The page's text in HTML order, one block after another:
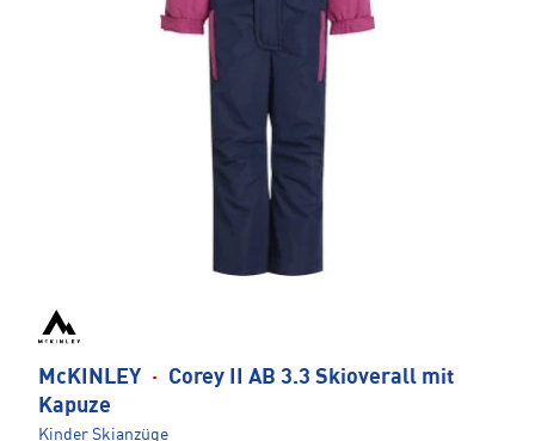
McKINLEY ·
Corey II AB 3.3 Skioverall mit
Kapuze
Kinder Skianzüge